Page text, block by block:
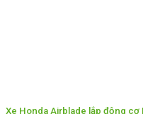
Xe Honda Airblade lắp động